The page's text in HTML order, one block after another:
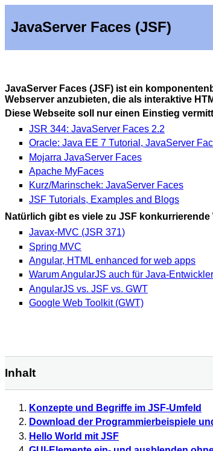
JavaServer Faces (JSF)
JavaServer Faces (JSF) ist ein
Webserver anzubieten, die als interaktive
Diese Webseite soll nur einen Einstieg
JSR 344: JavaServer Faces 2.2
Oracle: Java EE 7 Tutorial, JavaServer
Mojarra JavaServer Faces
Apache MyFaces
Kurz/Marinschek: JavaServer Faces
JSF Tutorials, Examples and Blogs
Natürlich gibt es viele zu JSF
Javax-MVC (JSR 371)
Spring MVC
Angular, HTML enhanced for web apps
Warum AngularJS auch für Java-
AngularJS vs. JSF vs. GWT
Google Web Toolkit (GWT)
Inhalt
Konzepte und Begriffe im JSF-Umfeld
Download der Programmierbeispiele
Hello World mit JSF